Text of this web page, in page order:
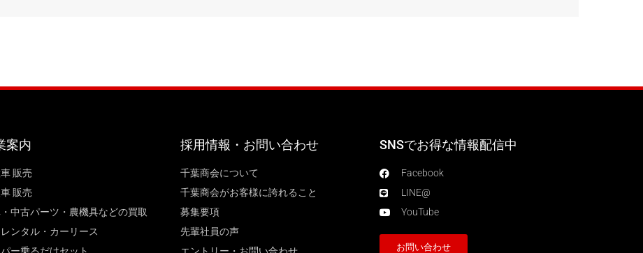
案内
販売
販売
中古パーツ・農機具などの買取
ンタル・カーリース
採用情報・お問い合わせ
千葉商会について
千葉商会がお客様に誇れること​
募集要項
先輩社員の声
SNSでお得な情報配信中
Facebook
LINE@
YouTube
お問い合わせ